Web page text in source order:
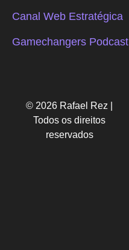
Canal Web Estratégica
Gamechangers Podcast
© 2026 Rafael Rez |
Todos os direitos
reservados